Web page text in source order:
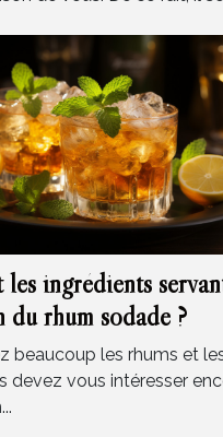
les ingrédients
rhum sodade ?
beaucoup les rhums et
devez vous intéresser